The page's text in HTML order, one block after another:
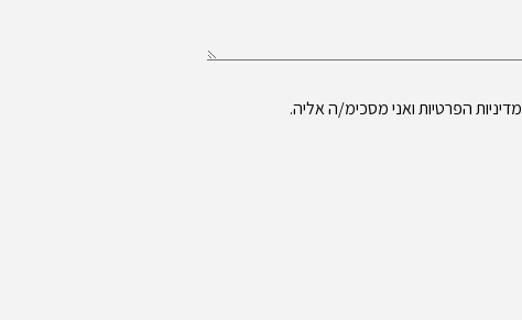
מדיניות הפרטיות ואני מסכימ/ה אליה.